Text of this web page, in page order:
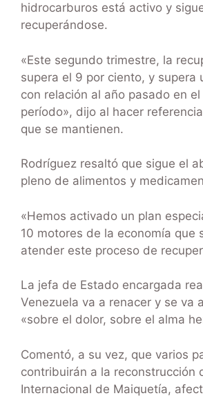
hidrocarburos está activo y
recuperándose.
«Este segundo trimestre, la
supera el 9 por ciento, y supera
con relación al año pasado en
período», dijo al hacer
que se mantienen.
Rodríguez resaltó que sigue el
pleno de alimentos y
«Hemos activado un plan
10 motores de la economía que
atender este proceso de
La jefa de Estado encargada
Venezuela va a renacer y se va
«sobre el dolor, sobre el alma
Comentó, a su vez, que varios
contribuirán a la reconstrucción
Internacional de Maiquetía,